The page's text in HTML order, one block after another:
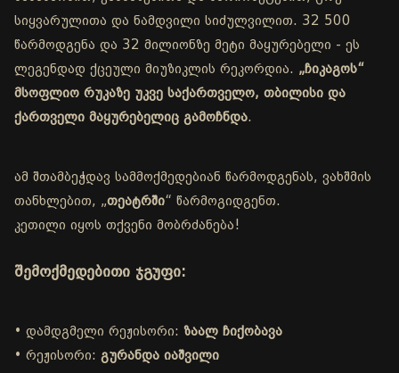
სიყვარულითა და ნამდვილი სიძულვილით. 32 500
წარმოდგენა და 32 მილიონზე მეტი მაყურებელი - ეს
ლეგენდად ქცეული მიუზიკლის რეკორდია. „ჩიკაგოს“
მსოფლიო რუკაზე უკვე საქართველო, თბილისი და
ქართველი მაყურებელიც გამოჩნდა.
ამ შთამბეჭდავ სამმოქმედებიან წარმოდგენას, ვახშმის
თანხლებით, „თეატრში“ წარმოგიდგენთ.
კეთილი იყოს თქვენი მობრძანება!
შემოქმედებითი ჯგუფი:
• დამდგმელი რეჟისორი: ზაალ ჩიქობავა
• რეჟისორი: გურანდა იაშვილი